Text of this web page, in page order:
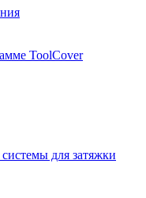
ToolCover
для затяжки